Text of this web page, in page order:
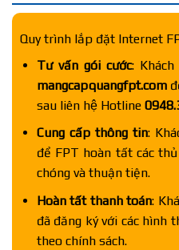
Quy trình lắp đặt Internet
Tư vấn gói cước:
mangcapquangfpt.com
sau liên hệ Hotline
Cung cấp thông tin:
để FPT hoàn tất các
chóng và thuận tiện.
Hoàn tất thanh toán:
đã đăng ký với các hình
theo chính sách.